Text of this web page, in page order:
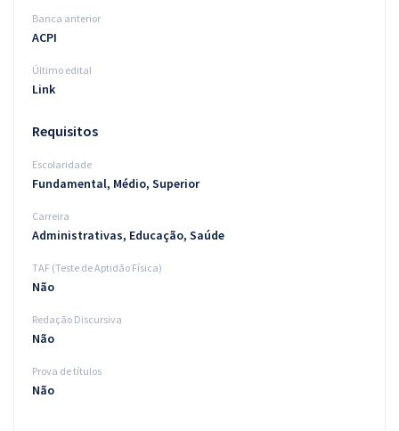
Atendimento
Banca anterior
ACPI
Último edital
Link
Requisitos
Escolaridade
Fundamental, Médio, Superior
Carreira
Administrativas, Educação, Saúde
TAF (Teste de Aptidão Física)
Não
Redação Discursiva
Não
Prova de títulos
Não